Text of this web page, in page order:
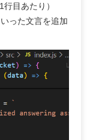
目あたり）
った文言を追加